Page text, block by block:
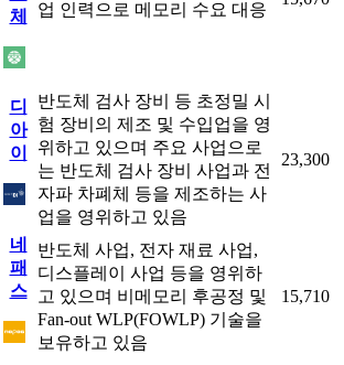
체
업 인력으로 메모리 수요 대응
디
아
이
반도체 검사 장비 등 초정밀 시
험 장비의 제조 및 수입업을 영
위하고 있으며 주요 사업으로
는 반도체 검사 장비 사업과 전
자파 차폐체 등을 제조하는 사
업을 영위하고 있음
23,300
네
패
스
반도체 사업, 전자 재료 사업,
디스플레이 사업 등을 영위하
고 있으며 비메모리 후공정 및
Fan-out WLP(FOWLP) 기술을
보유하고 있음
15,710